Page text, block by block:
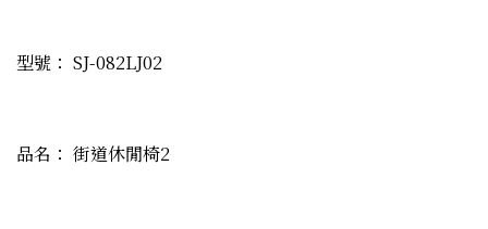
型號： SJ-082LJ02
品名： 街道休閒椅2